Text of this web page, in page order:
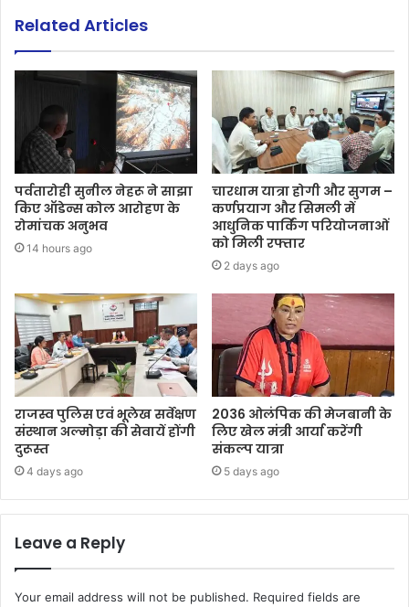
Related Articles
पर्वतारोही सुनील नेहरू ने साझा
किए ऑडेन्स कोल आरोहण के
रोमांचक अनुभव
14 hours ago
चारधाम यात्रा होगी और सुगम –
कर्णप्रयाग और सिमली में
आधुनिक पार्किंग परियोजनाओं
को मिली रफ्तार
2 days ago
राजस्व पुलिस एवं भूलेख सर्वेक्षण
संस्थान अल्मोड़ा की सेवायें होंगी
दुरूस्त
4 days ago
2036 ओलंपिक की मेजबानी के
लिए खेल मंत्री आर्या करेंगी
संकल्प यात्रा
5 days ago
Leave a Reply
Your email address will not be published. Required fields are